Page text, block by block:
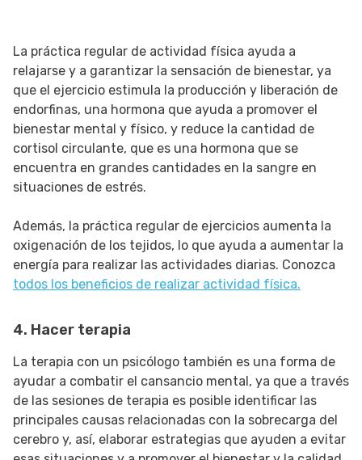
La práctica regular de actividad física ayuda a
relajarse y a garantizar la sensación de bienestar, ya
que el ejercicio estimula la producción y liberación de
endorfinas, una hormona que ayuda a promover el
bienestar mental y físico, y reduce la cantidad de
cortisol circulante, que es una hormona que se
encuentra en grandes cantidades en la sangre en
situaciones de estrés.
Además, la práctica regular de ejercicios aumenta la
oxigenación de los tejidos, lo que ayuda a aumentar la
energía para realizar las actividades diarias. Conozca
todos los beneficios de realizar actividad física.
4. Hacer terapia
La terapia con un psicólogo también es una forma de
ayudar a combatir el cansancio mental, ya que a través
de las sesiones de terapia es posible identificar las
principales causas relacionadas con la sobrecarga del
cerebro y, así, elaborar estrategias que ayuden a evitar